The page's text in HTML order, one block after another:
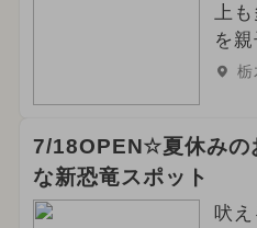
上
を
栃
7/18OPEN☆夏休みの
な新恐竜スポット
吠